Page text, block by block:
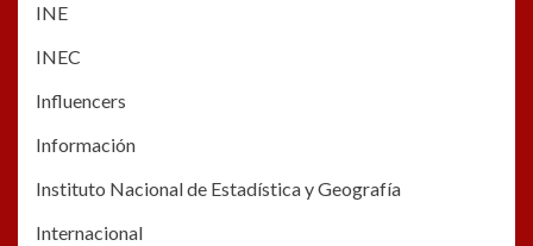
INE
INEC
Influencers
Información
Instituto Nacional de Estadística y Geografía
Internacional